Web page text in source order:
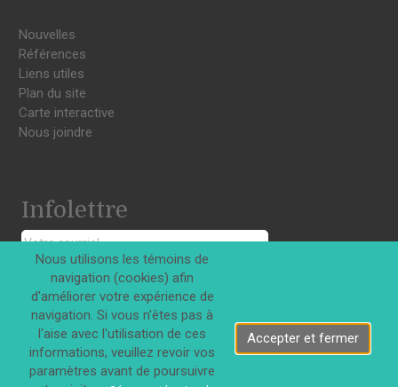
Nouvelles
Références
Liens utiles
Plan du site
Carte interactive
Nous joindre
Infolettre
S'INSCRIRE
Tous droits réservés © Innovations DJD Inc. 2026
Nous utilisons les témoins de
navigation (cookies) afin
d'améliorer votre expérience de
navigation. Si vous n'êtes pas à
l'aise avec l'utilisation de ces
informations, veuillez revoir vos
paramètres avant de poursuivre
Accepter et fermer